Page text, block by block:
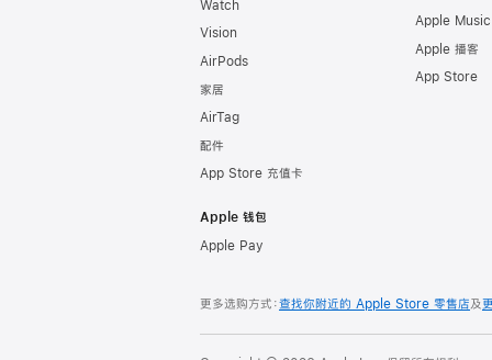
Watch
Vision
AirPods
家居
AirTag
配件
App Store 充值卡
Apple 钱包
Apple Pay
Apple Music
Apple 播客
App Store
更多选购方式：查找你附近的 Apple Store 零售店及